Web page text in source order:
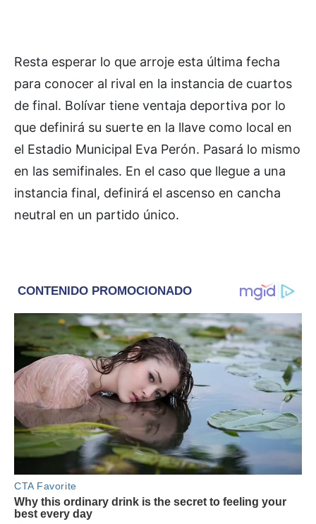
Resta esperar lo que arroje esta última fecha
para conocer al rival en la instancia de cuartos
de final. Bolívar tiene ventaja deportiva por lo
que definirá su suerte en la llave como local en
el Estadio Municipal Eva Perón. Pasará lo mismo
en las semifinales. En el caso que llegue a una
instancia final, definirá el ascenso en cancha
neutral en un partido único.